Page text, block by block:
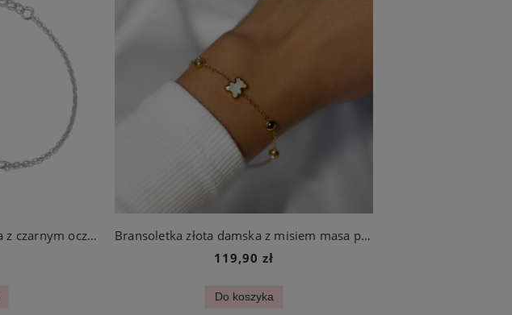
Bransoletka srebrna damska z czarnym oczkiem stal chirurgiczna
Bransoletka złota damska z misiem masa perłowa stal chirurgiczna
119,90 zł
Do koszyka